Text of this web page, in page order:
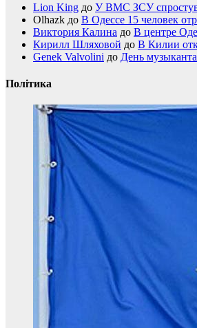
Lion King до У ВМС ЗСУ
Olhazk до В Одессе 15 человек
Виктория Калина до В центре
Кирилл Шляховой до В Килии
Genek Valvolini до День
Політика